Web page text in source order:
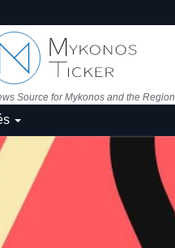
Source for Mykonos and the Region